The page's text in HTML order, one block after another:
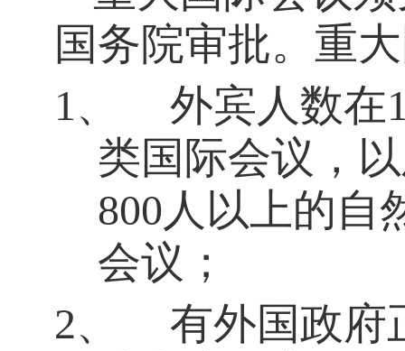
国务院审批。重
1、
外宾人数在
类国际会议，
800人以上的自
会议；
2、
有外国政府